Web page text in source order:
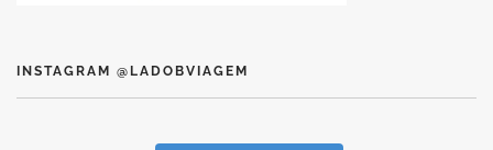
INSTAGRAM @LADOBVIAGEM